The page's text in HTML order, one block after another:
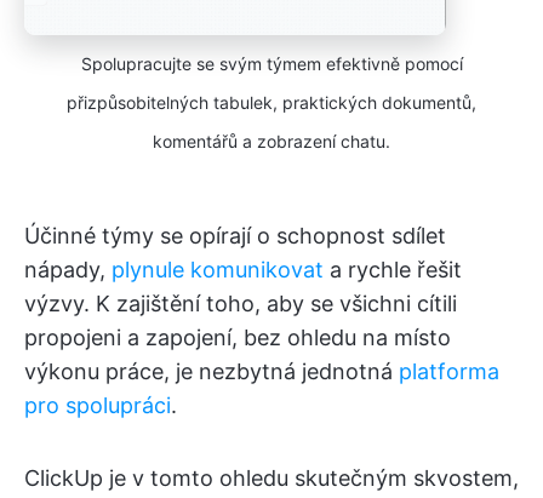
Spolupracujte se svým týmem efektivně pomocí
přizpůsobitelných tabulek, praktických dokumentů,
komentářů a zobrazení chatu.
Účinné týmy se opírají o schopnost sdílet
nápady, plynule komunikovat a rychle řešit
výzvy. K zajištění toho, aby se všichni cítili
propojeni a zapojení, bez ohledu na místo
výkonu práce, je nezbytná jednotná platforma
pro spolupráci.
ClickUp je v tomto ohledu skutečným skvostem,